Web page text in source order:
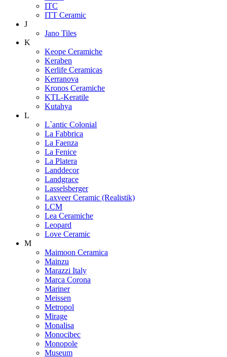
ITC
ITT Ceramic
J
Jano Tiles
K
Keope Ceramiche
Keraben
Kerlife Ceramicas
Kerranova
Kronos Ceramiche
KTL-Keratile
Kutahya
L
L`antic Colonial
La Fabbrica
La Faenza
La Fenice
La Platera
Landdecor
Landgrace
Lasselsberger
Laxveer Ceramic (Realistik)
LCM
Lea Ceramiche
Leopard
Love Ceramic
M
Maimoon Ceramica
Mainzu
Marazzi Italy
Marca Corona
Mariner
Meissen
Metropol
Mirage
Monalisa
Monocibec
Monopole
Museum